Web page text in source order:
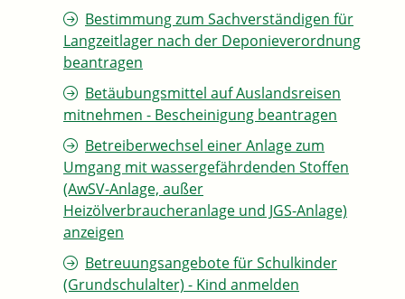
Bestimmung zum Sachverständigen für
Langzeitlager nach der Deponieverordnung
beantragen
Betäubungsmittel auf Auslandsreisen
mitnehmen - Bescheinigung beantragen
Betreiberwechsel einer Anlage zum
Umgang mit wassergefährdenden Stoffen
(AwSV-Anlage, außer
Heizölverbraucheranlage und JGS-Anlage)
anzeigen
Betreuungsangebote für Schulkinder
(Grundschulalter) - Kind anmelden